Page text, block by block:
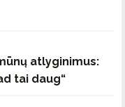
atlyginimus:
tai daug“